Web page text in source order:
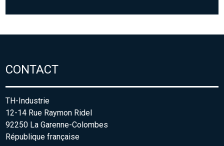
CONTACT
TH-Industrie
12-14 Rue Raymon Ridel
92250 La Garenne-Colombes
République française